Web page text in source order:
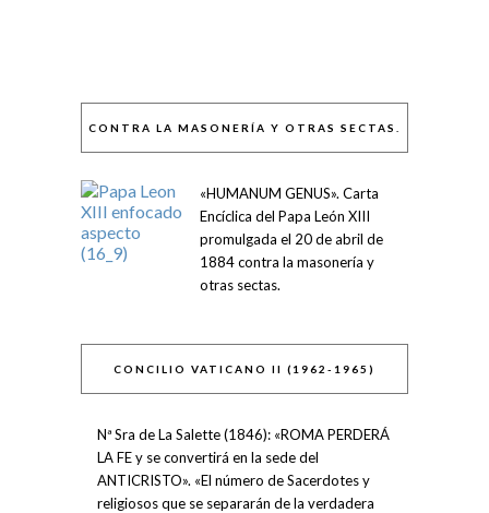
CONTRA LA MASONERÍA Y OTRAS SECTAS.
«HUMANUM GENUS». Carta
Encíclica del Papa León XIII
promulgada el 20 de abril de
1884 contra la masonería y
otras sectas.
CONCILIO VATICANO II (1962-1965)
Nª Sra de La Salette (1846): «ROMA PERDERÁ
LA FE y se convertirá en la sede del
ANTICRISTO». «El número de Sacerdotes y
religiosos que se separarán de la verdadera